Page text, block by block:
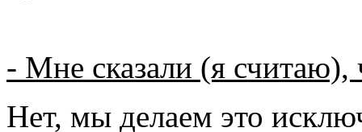
- Мне сказали (я считаю),
Нет, мы делаем это